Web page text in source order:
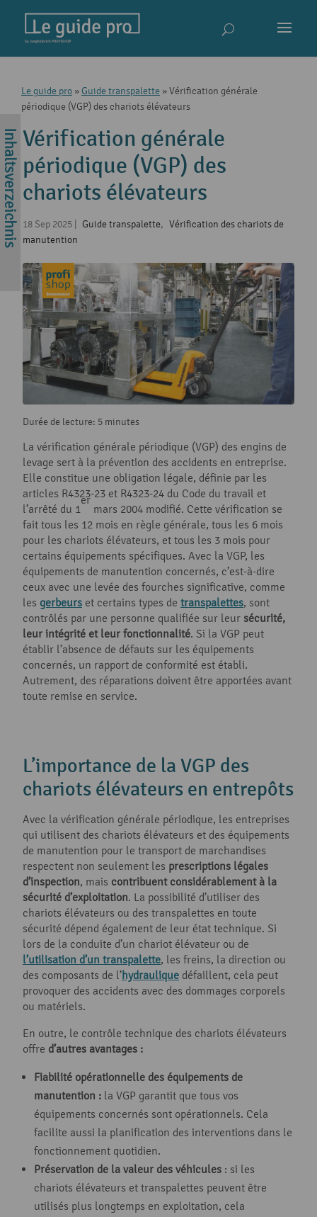
Le guide pro » Guide transpalette »Vérification générale
périodique (VGP) des chariots élévateurs
Vérification générale
périodique (VGP) des
chariots élévateurs
18 Sep 2025 Guide transpalette, Vérification des chariots de
manutention
Durée de lecture: 5 minutes
La vérification générale périodique (VGP) des engins de
levage sert à la prévention des accidents en entreprise.
Elle constitue une obligation légale, définie par les
articles R4323-23 et R4323-24 du Code du travail et
l’arrêté du 1
er
mars 2004 modifié. Cette vérification se
fait tous les 12 mois en règle générale, tous les 6 mois
pour les chariots élévateurs, et tous les 3 mois pour
certains équipements spécifiques. Avec la VGP, les
équipements de manutention concernés, c’est-à-dire
ceux avec une levée des fourches significative, comme
les gerbeurs et certains types de transpalettes, sont
contrôlés par une personne qualifiée sur leur sécurité,
leur intégrité et leur fonctionnalité. Si la VGP peut
établir l’absence de défauts sur les équipements
concernés, un rapport de conformité est établi.
Autrement, des réparations doivent être apportées avant
toute remise en service.
L’importance de la VGP des
chariots élévateurs en entrepôts
Avec la vérification générale périodique, les entreprises
qui utilisent des chariots élévateurs et des équipements
de manutention pour le transport de marchandises
respectent non seulement les prescriptions légales
d’inspection, mais contribuent considérablement à la
sécurité d’exploitation. La possibilité d’utiliser des
chariots élévateurs ou des transpalettes en toute
sécurité dépend également de leur état technique. Si
lors de la conduite d’un chariot élévateur ou de
l’utilisation d’un transpalette, les freins, la direction ou
des composants de l’hydraulique défaillent, cela peut
provoquer des accidents avec des dommages corporels
ou matériels.
En outre, le contrôle technique des chariots élévateurs
offre d’autres avantages :
Fiabilité opérationnelle des équipements de
manutention : la VGP garantit que tous vos
équipements concernés sont opérationnels. Cela
facilite aussi la planification des interventions dans le
fonctionnement quotidien.
Préservation de la valeur des véhicules : si les
chariots élévateurs et transpalettes peuvent être
utilisés plus longtemps en exploitation, cela